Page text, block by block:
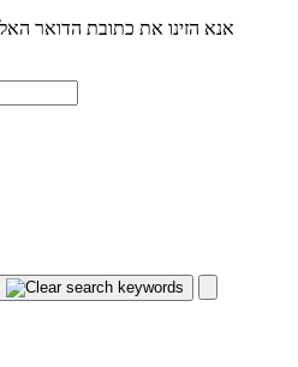
אנא הזינו את כתובת הדואר